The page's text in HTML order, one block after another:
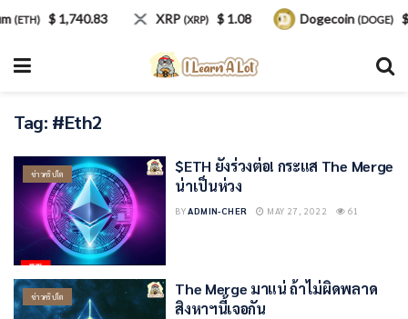
Tag: #Eth2
ข่าวคริปโต
$ETH ยังร่วงต่อ! กระแส The Merge
น่าเป็นห่วง
BYADMIN-CHER MAY 27, 2022 61
ข่าวคริปโต
The Merge มาแน่ ถ้าไม่ผิดพลาด
สิงหาฯนี้เจอกัน
(ETH) $ 1,740.83 XRP(XRP) $ 1.08 Dogecoin(DOGE)